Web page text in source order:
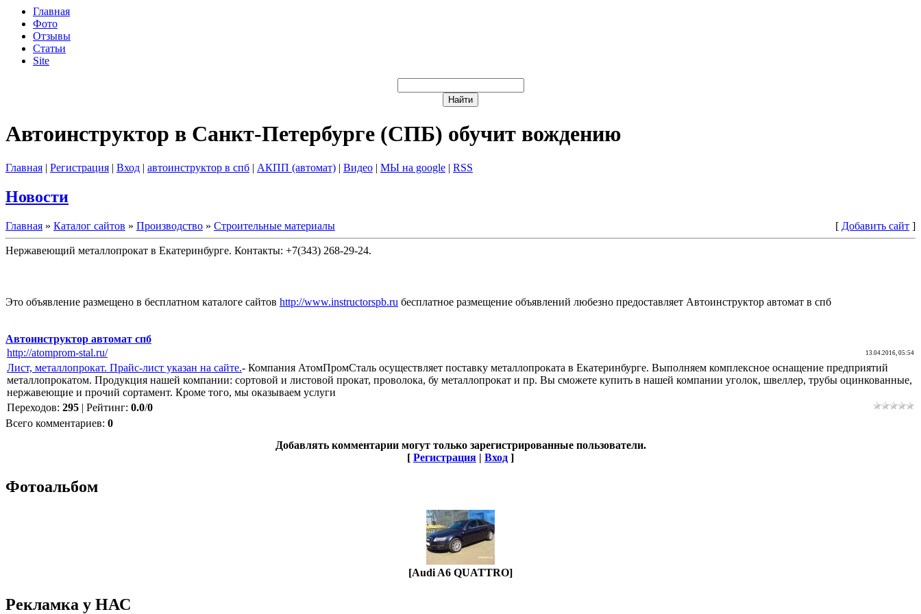
Главная
Фото
Отзывы
Статьи
Site
Автоинструктор в Санкт-Петербурге (СПБ) обучит вождению
Главная | Регистрация | Вход | автоинструктор в спб | АКПП (автомат) | Видео | МЫ на google | RSS
Новости
Главная » Каталог сайтов » Производство » Строительные материалы [ Добавить сайт ]
Нержавеющий металлопрокат в Екатеринбурге. Контакты: +7(343) 268-29-24.
Это объявление размещено в бесплатном каталоге сайтов http://www.instructorspb.ru бесплатное размещение объявлений любезно предоставляет Автоинструктор автомат в спб
Автоинструктор автомат спб
http://atomprom-stal.ru/
13.04.2016, 05:54
Лист, металлопрокат. Прайс-лист указан на сайте.- Компания АтомПромСталь осуществляет поставку металлопроката в Екатеринбурге. Выполняем комплексное оснащение предприятий
металлопрокатом. Продукция нашей компании: сортовой и листовой прокат, проволока, бу металлопрокат и пр. Вы сможете купить в нашей компании уголок, швеллер, трубы оцинкованные,
нержавеющие и прочий сортамент. Кроме того, мы оказываем услуги
Переходов: 295 | Рейтинг: 0.0/0
Всего комментариев: 0
Добавлять комментарии могут только зарегистрированные пользователи.
[ Регистрация | Вход ]
Фотоальбом
[Audi A6 QUATTRO]
Рекламка у НАС